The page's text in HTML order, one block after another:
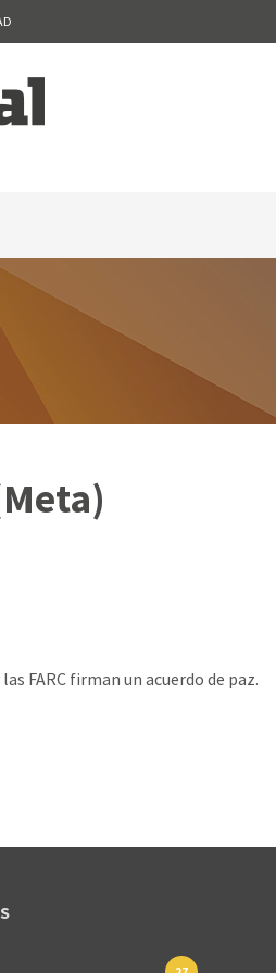
FARC firman un acuerdo de paz.